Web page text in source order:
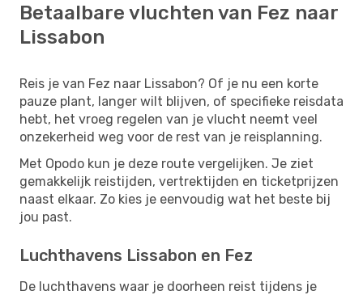
Betaalbare vluchten van Fez naar
Lissabon
Reis je van Fez naar Lissabon? Of je nu een korte
pauze plant, langer wilt blijven, of specifieke reisdata
hebt, het vroeg regelen van je vlucht neemt veel
onzekerheid weg voor de rest van je reisplanning.
Met Opodo kun je deze route vergelijken. Je ziet
gemakkelijk reistijden, vertrektijden en ticketprijzen
naast elkaar. Zo kies je eenvoudig wat het beste bij
jou past.
Luchthavens Lissabon en Fez
De luchthavens waar je doorheen reist tijdens je